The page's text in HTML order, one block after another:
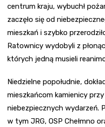
centrum kraju, wybuchł
zaczęło się od
mieszkań i szybko
Ratownicy wydobyli z
których jedną musieli
Niedzielne popołudnie,
mieszkańcom kamienicy
niebezpiecznych wydarzeń.
w tym JRG, OSP Chełmno